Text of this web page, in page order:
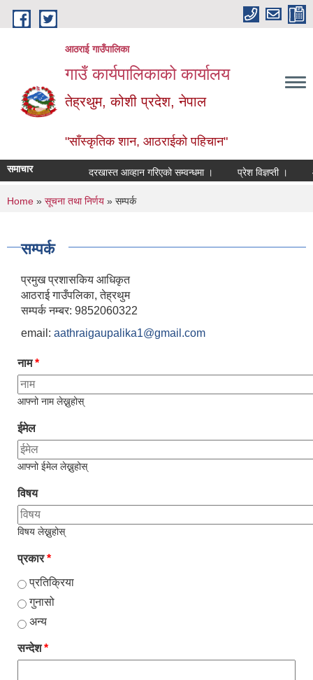
Skip to main content
आठराई गाउँपालिका
गाउँ कार्यपालिकाको कार्यालय
तेह्रथुम, कोशी प्रदेश, नेपाल
"साँस्कृतिक शान, आठराईको पहिचान"
समाचार दरखास्त आव्हान गरिएको सम्वन्धमा । प्रेश विज्ञप्ती ।
You are here
Home » सूचना तथा निर्णय » सम्पर्क
सम्पर्क
प्रमुख प्रशासकिय आधिकृत
आठराई गाउँपलिका, तेह्रथुम
सम्पर्क नम्बर: 9852060322
email: aathraigaupalika1@gmail.com
नाम*
आफ्नो नाम लेख्नुहोस्
ईमेल
आफ्नो ईमेल लेख्नुहोस्
विषय
विषय लेख्नुहोस्
प्रकार*
प्रतिक्रिया
गुनासो
अन्य
सन्देश*